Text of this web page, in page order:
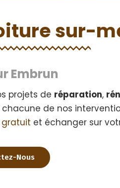
sur-
Embrun
projets de réparation,
de nos
gratuit et échanger sur
Nous